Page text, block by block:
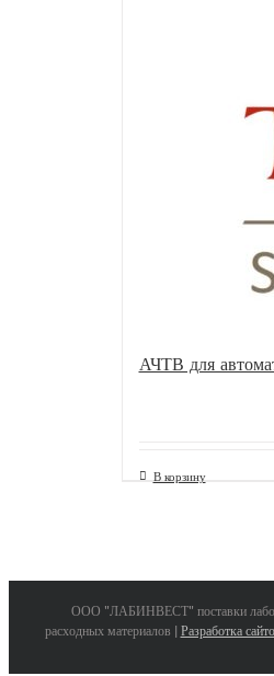
АЧТВ для
В корзину
ООО "ЛАБИНВЕСТ" поставки
расходных материалов | Разработка